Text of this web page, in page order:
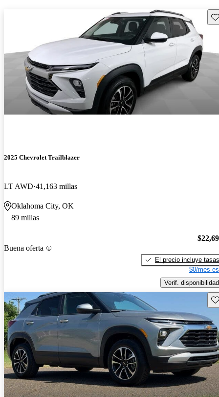
2025 Chevrolet Trailblazer
LT AWD 41,163 millas
Oklahoma City, OK
89 millas
Buena oferta
El precio incluye tasas
$0/mes
Verif. disponibilidad